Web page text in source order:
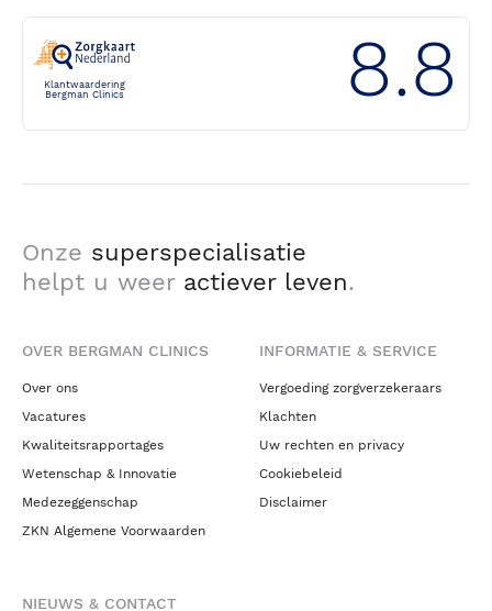
Klantwaardering
Bergman Clinics
8.8
Onze superspecialisatie
helpt u weer actiever leven.
OVER BERGMAN CLINICS
Over ons
Vacatures
Kwaliteitsrapportages
Wetenschap & Innovatie
Medezeggenschap
ZKN Algemene Voorwaarden
INFORMATIE & SERVICE
Vergoeding zorgverzekeraars
Klachten
Uw rechten en privacy
Cookiebeleid
Disclaimer
NIEUWS & CONTACT